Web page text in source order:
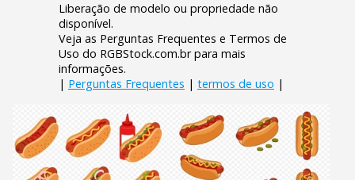
Liberação de modelo ou propriedade não
disponível.
Veja as Perguntas Frequentes e Termos de
Uso do RGBStock.com.br para mais
informações.
| Perguntas Frequentes | termos de uso |